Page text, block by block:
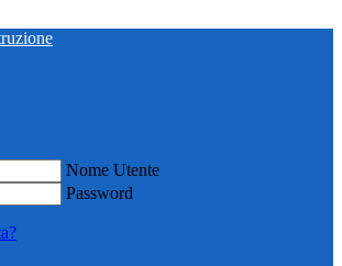
Nome Utente
Password